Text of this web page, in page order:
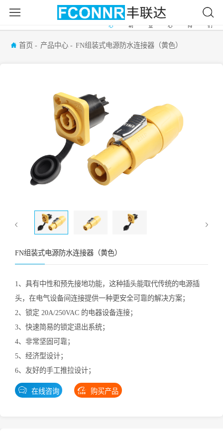
首
页
产
品
中
心
由
定
制
用
行
业
心
持
于
我
们
首页 产品中心 FN组装式电源防水连接器（黄色）
FN组装式电源防水连接器（黄色）
1、具有中性和预先接地功能，这种插头能取代传统的电源插
头，在电气设备间连接提供一种更安全可靠的解决方案；
2、锁定 20A/250VAC 的电器设备连接；
3、快速简易的锁定退出系统；
4、非常坚固可靠；
5、经济型设计；
6、友好的手工推拉设计；
在线咨询 购买产品